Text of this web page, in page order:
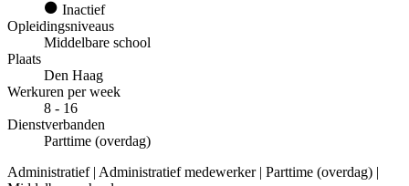
Inactief
Opleidingsniveaus
Middelbare school
Plaats
Den Haag
Werkuren per week
8 - 16
Dienstverbanden
Parttime (overdag)
Administratief | Administratief medewerker | Parttime (overdag) |